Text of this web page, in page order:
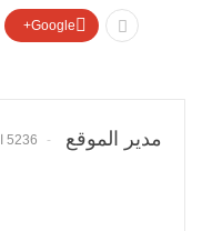
Google+
مدير الموقع 5236 المشاركات